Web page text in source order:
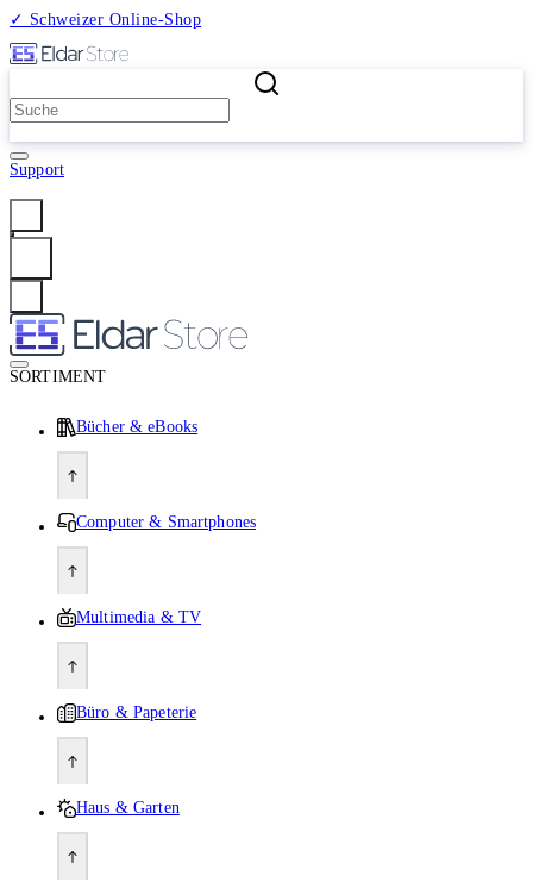
✓ Schweizer Online-Shop
Support
SORTIMENT
Bücher & eBooks
Computer & Smartphones
Multimedia & TV
Büro & Papeterie
Haus & Garten